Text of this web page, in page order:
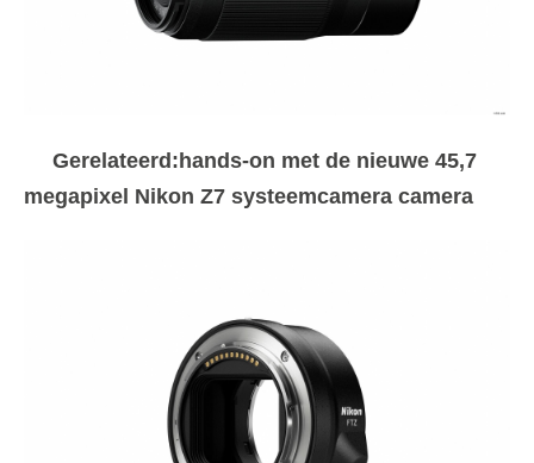
Gerelateerd:hands-on met de nieuwe 45,7
megapixel Nikon Z7 systeemcamera camera